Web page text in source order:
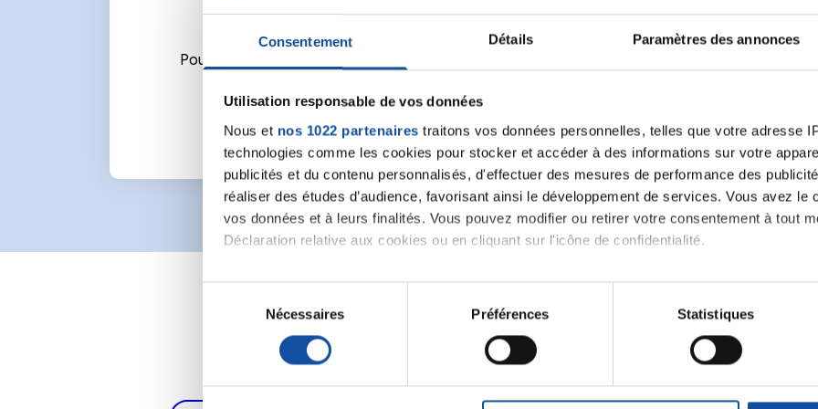
Consentement Détails Paramètres des annonces
Utilisation responsable de vos données
Nous et nos 1022 partenaires traitons vos données personnelles, telles que votre adresse
technologies comme les cookies pour stocker et accéder à des informations sur votre
publicités et du contenu personnalisés, d'effectuer des mesures de performance des
réaliser des études d’audience, favorisant ainsi le développement de services. Vous avez le
vos données et à leurs finalités. Vous pouvez modifier ou retirer votre consentement à tout
Déclaration relative aux cookies ou en cliquant sur l'icône de confidentialité.
Si vous le permettez, nous aimerions également :
Collecter des informations sur votre localisation géographique qui peuvent être
digitales).
. Vous pouvez modifier ou retirer votre consentement à tout moment à partir de la
t
Nécessaires Préférences Statistiques
Pour écrire un commentaire ou lancer une nouvelle discussion vous aurez besoin de vous
Thématiques